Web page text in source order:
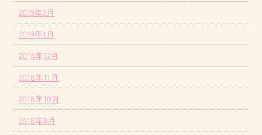
2019年2月
2019年1月
2018年12月
2018年11月
2018年10月
2018年9月